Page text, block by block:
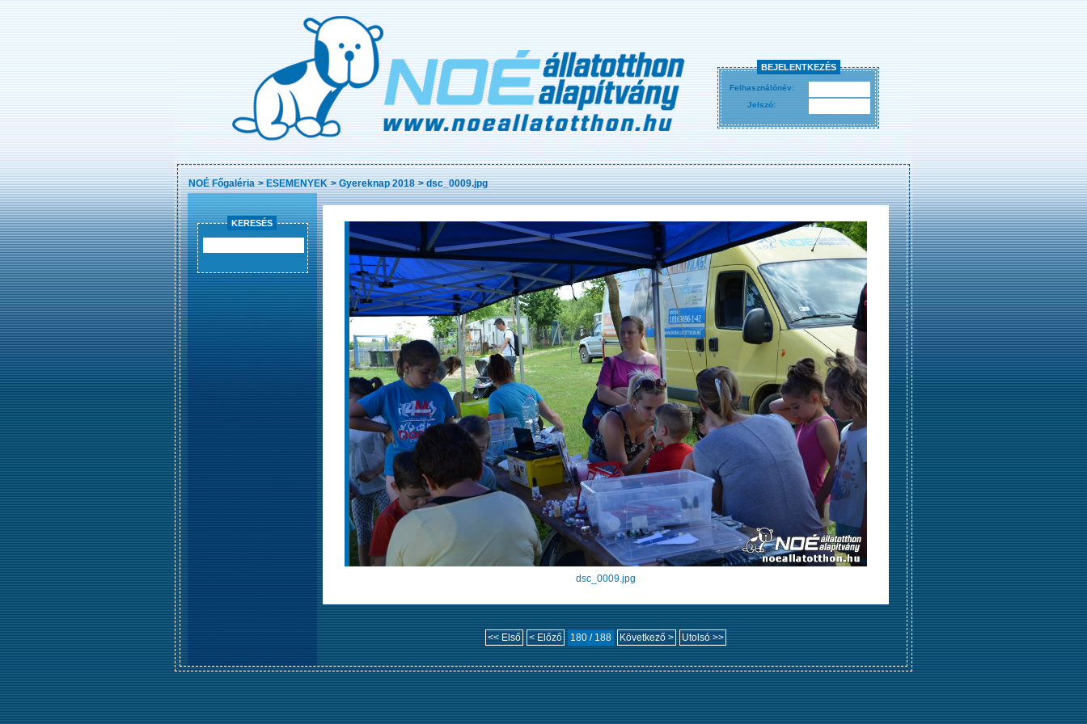
BEJELENTKEZÉS
Felhasználónév:
Jelszó:
NOÉ Főgaléria >ESEMENYEK >Gyereknap 2018 >dsc_0009.jpg
KERESÉS
dsc_0009.jpg
<< Első < Előző 180 / 188 Következő > Utolsó >>